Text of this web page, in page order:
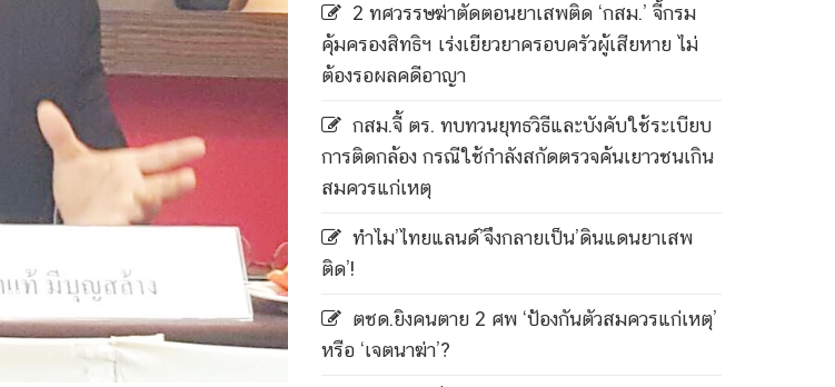
2 ทศวรรษฆ่าตัดตอนยาเสพติด ‘กสม.’ จี้กรม
คุ้มครองสิทธิฯ เร่งเยียวยาครอบครัวผู้เสียหาย ไม่
ต้องรอผลคดีอาญา
กสม.จี้ ตร. ทบทวนยุทธวิธีและบังคับใช้ระเบียบ
การติดกล้อง กรณีใช้กำลังสกัดตรวจค้นเยาวชนเกิน
สมควรแก่เหตุ
ทำไม’ไทยแลนด์’จึงกลายเป็น’ดินแดนยาเสพ
ติด’!
ตชด.ยิงคนตาย 2 ศพ ‘ป้องกันตัวสมควรแก่เหตุ’
หรือ ‘เจตนาฆ่า’?